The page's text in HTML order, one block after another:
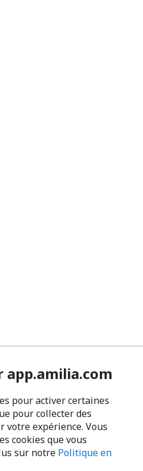
app.amilia.com
pour activer certaines
pour collecter des
votre expérience. Vous
cookies que vous
sur notre Politique en